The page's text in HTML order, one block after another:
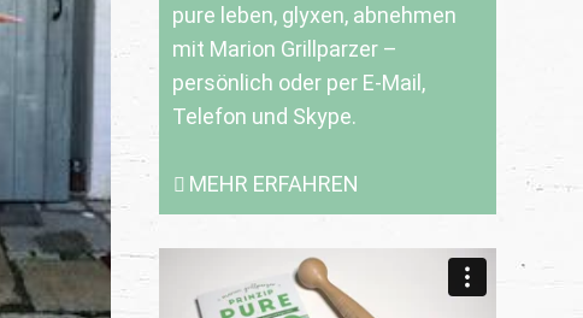
pure leben, glyxen, abnehmen
mit Marion Grillparzer –
persönlich oder per E-Mail,
Telefon und Skype.
MEHR ERFAHREN